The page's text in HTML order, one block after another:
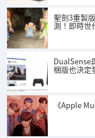
聖劍3重製
測！即時世
DualSense
梱版也決定
《Apple